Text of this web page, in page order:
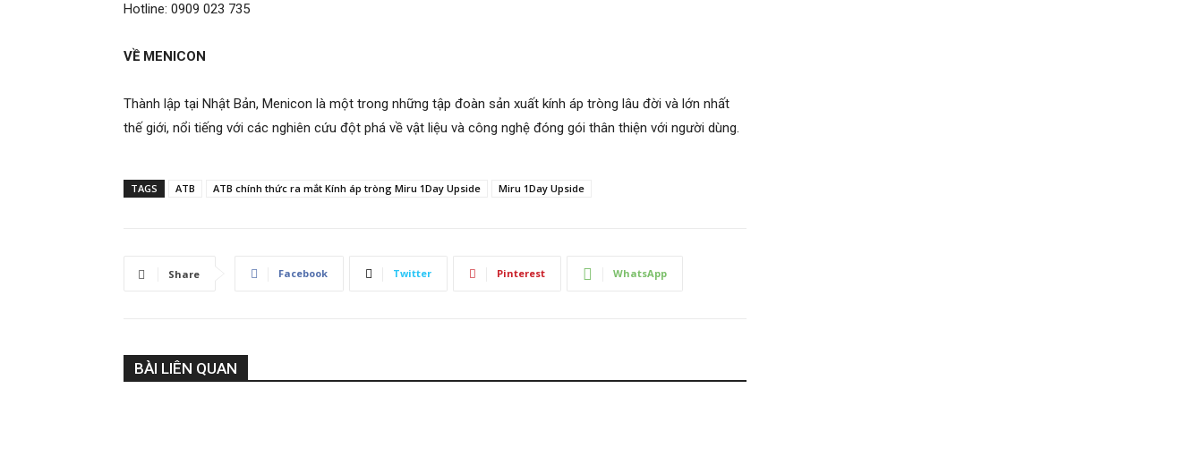
Hotline: 0909 023 735
VỀ MENICON
Thành lập tại Nhật Bản, Menicon là một trong những tập đoàn sản xuất kính áp tròng lâu đời và lớn nhất
thế giới, nổi tiếng với các nghiên cứu đột phá về vật liệu và công nghệ đóng gói thân thiện với người dùng.
TAGS ATB ATB chính thức ra mắt Kính áp tròng Miru 1Day Upside Miru 1Day Upside
Share Facebook Twitter Pinterest WhatsApp
BÀI LIÊN QUAN